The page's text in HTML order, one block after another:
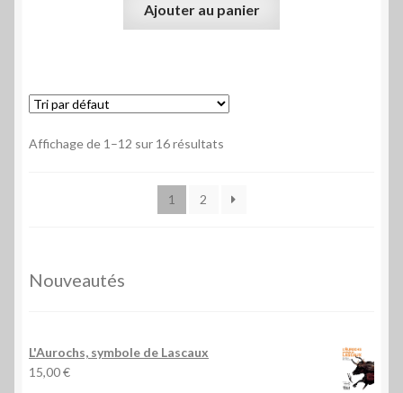
Ajouter au panier
Affichage de 1–12 sur 16 résultats
1 2
Nouveautés
L'Aurochs, symbole de Lascaux
15,00€